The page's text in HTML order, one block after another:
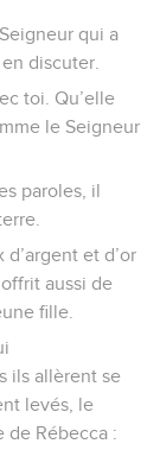
qui a
discuter.
toi. Qu’elle
le Seigneur
paroles, il
et d’or
aussi de
fille.
ils allèrent se
levés, le
de Rébecca :